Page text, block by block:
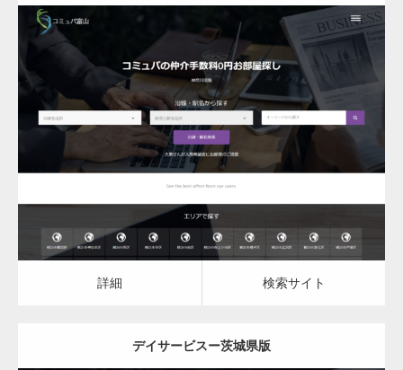
更新日： 2023.03.09
デイサービス
詳細 検索サイト
詳細 検索サイト
デイサービスー茨城県版
変幻自在、あらゆる業種に対応可能な新しい
カスタム投稿タイプ実…
一般社団法人高齢者支援協会がコミュパ.com